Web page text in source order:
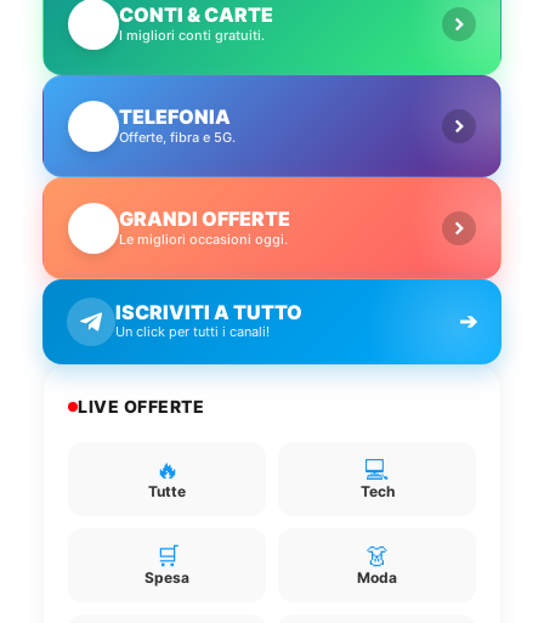
CONTI & CARTE
I migliori conti gratuiti.
TELEFONIA
Offerte, fibra e 5G.
GRANDI OFFERTE
Le migliori occasioni oggi.
ISCRIVITI A TUTTO
Un click per tutti i canali! ➔
LIVE OFFERTE
🔥
Tutte
💻
Tech
🛒
Spesa
👗
Moda